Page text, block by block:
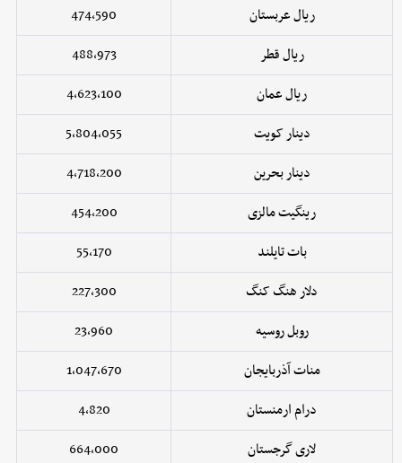
ریال عربستان
474,590
ریال قطر
488,973
ریال عمان
4,623,100
دینار کویت
5,804,055
دینار بحرین
4,718,200
رینگیت مالزی
454,200
بات تایلند
55,170
دلار هنگ کنگ
227,300
روبل روسیه
23,960
منات آذربایجان
1,047,670
درام ارمنستان
4,820
لاری گرجستان
664,000